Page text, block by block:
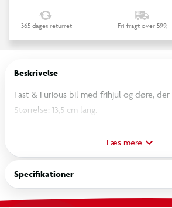
365 dages returret Fri fragt over 599,-
Beskrivelse
Fast & Furious bil med frihjul og døre, der
Størrelse: 13,5 cm lang.
OBS! Varen er assorteret, og bestemt
garanteres
Læs mere
Specifikationer